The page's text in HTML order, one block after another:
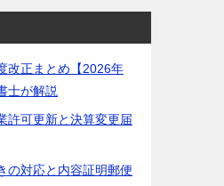
改正まとめ【2026年
士が解説
許可更新と決算変更届
の対応と内容証明郵便